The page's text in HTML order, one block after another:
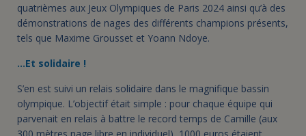
quatrièmes aux Jeux Olympiques de Paris 2024 ainsi qu’à des
démonstrations de nages des différents champions présents,
tels que Maxime Grousset et Yoann Ndoye.
…Et solidaire !
S’en est suivi un relais solidaire dans le magnifique bassin
olympique. L’objectif était simple : pour chaque équipe qui
parvenait en relais à battre le record temps de Camille (aux
300 mètres nage libre en individuel), 1000 euros étaient